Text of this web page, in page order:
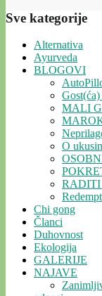
Sve kategorije
Alternativa
Ayurveda
BLOGOVI
MALI
O
RADITI
Chi gong
Članci
Duhovnost
Ekologija
GALERIJE
NAJAVE